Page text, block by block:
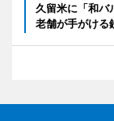
久留米に「和バ
老舗が手がける